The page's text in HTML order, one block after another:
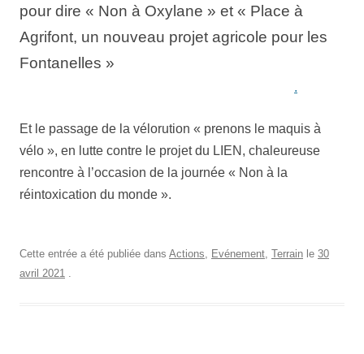
pour dire « Non à Oxylane » et « Place à
Agrifont, un nouveau projet agricole pour les
Fontanelles »
.
Et le passage de la vélorution « prenons le maquis à
vélo », en lutte contre le projet du LIEN, chaleureuse
rencontre à l’occasion de la journée « Non à la
réintoxication du monde ».
Cette entrée a été publiée dans Actions, Evénement, Terrain le 30
avril 2021 .